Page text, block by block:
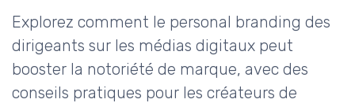
Explorez comment le personal branding des
dirigeants sur les médias digitaux peut
booster la notoriété de marque, avec des
conseils pratiques pour les créateurs de